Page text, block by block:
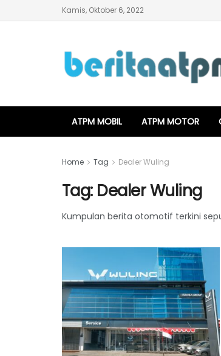
Kamis, Oktober 6, 2022
ATPM MOBIL ATPM MOTOR
Home Tag Dealer Wuling
Tag: Dealer Wuling
Kumpulan berita otomotif terkini